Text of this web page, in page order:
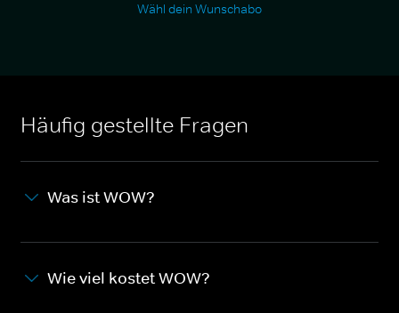
Wähl dein Wunschabo
Häufig gestellte Fragen
Was ist WOW?
Wie viel kostet WOW?